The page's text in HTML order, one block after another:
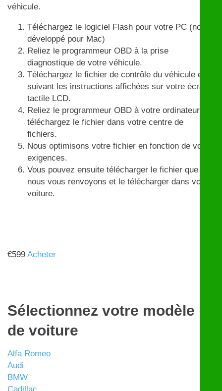
véhicule.
Téléchargez le logiciel Flash pour votre PC (non
développé pour Mac)
Reliez le programmeur OBD à la prise
diagnostique de votre véhicule.
Téléchargez le fichier de contrôle du véhicule en
suivant les instructions affichées sur votre écran
tactile LCD.
Reliez le programmeur OBD à votre ordinateur et
téléchargez le fichier dans votre centre de
fichiers.
Nous optimisons votre fichier en fonction de vos
exigences.
Vous pouvez ensuite télécharger le fichier que
nous vous renvoyons et le télécharger dans votre
voiture.
€599 Acheter
Sélectionnez votre modèle
de voiture
Alfa Romeo
Audi
BMW